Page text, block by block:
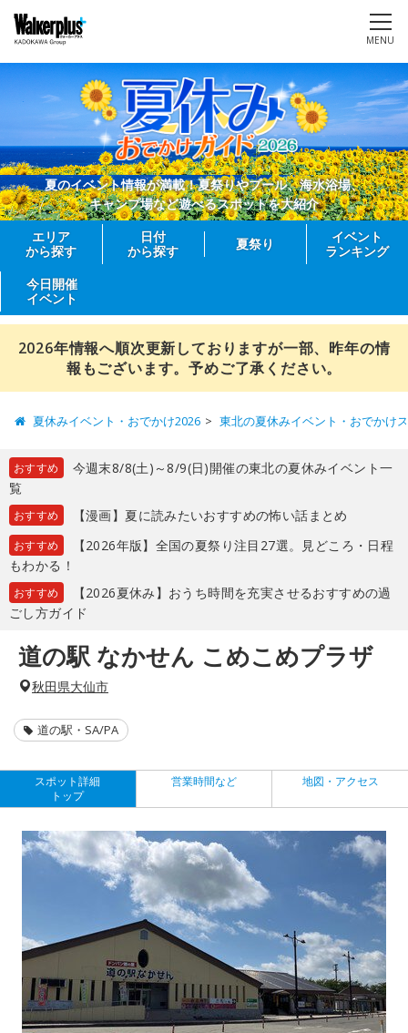
MENU
夏のイベント情報が満載！夏祭りやプール、海水浴場、
キャンプ場など遊べるスポットを大紹介
エリア
から探す
日付
から探す
夏祭り
イベント
ランキング
今日開催
イベント
2026年情報へ順次更新しておりますが一部、昨年の情
報もございます。予めご了承ください。
夏休みイベント・おでかけ2026 東北の夏休みイベント・おでかけ
おすすめ
今週末8/8(土)～8/9(日)開催の東北の夏休みイベント一
覧
おすすめ 【漫画】夏に読みたいおすすめの怖い話まとめ
おすすめ
【2026年版】全国の夏祭り注目27選。見どころ・日程
もわかる！
おすすめ
【2026夏休み】おうち時間を充実させるおすすめの過
ごし方ガイド
道の駅 なかせん こめこめプラザ
秋田県大仙市
道の駅・SA/PA
スポット詳細
トップ
営業時間など 地図・アクセス